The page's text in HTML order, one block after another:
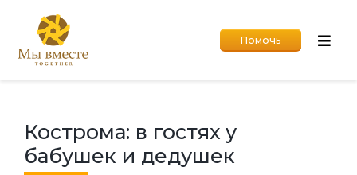
Помочь
Кострома: в гостях у
бабушек и дедушек